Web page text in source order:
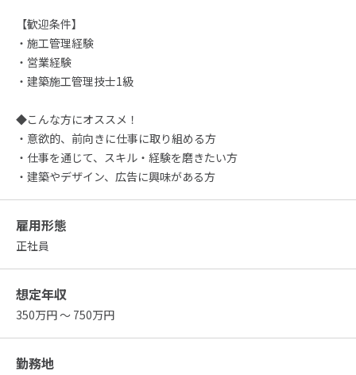
【歓迎条件】
・施工管理経験
・営業経験
・建築施工管理技士1級
◆こんな方にオススメ！
・意欲的、前向きに仕事に取り組める方
・仕事を通じて、スキル・経験を磨きたい方
・建築やデザイン、広告に興味がある方
雇用形態
正社員
想定年収
350万円 ～ 750万円
勤務地